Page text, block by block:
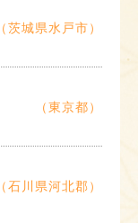
（茨城県水戸市）
（東京都）
（石川県河北郡）